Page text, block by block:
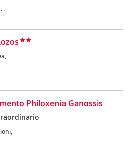
Philoxenia Ganossis